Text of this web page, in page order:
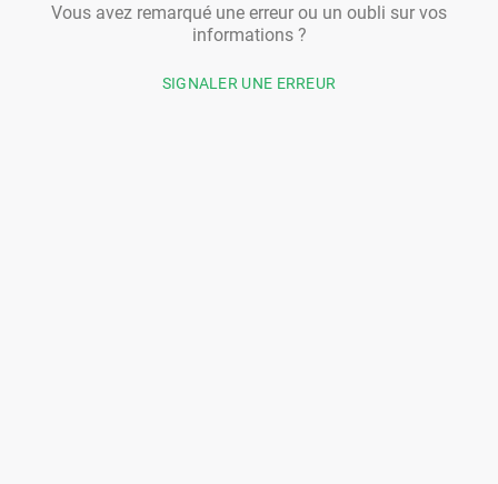
Vous avez remarqué une erreur ou un oubli sur vos
informations ?
SIGNALER UNE ERREUR